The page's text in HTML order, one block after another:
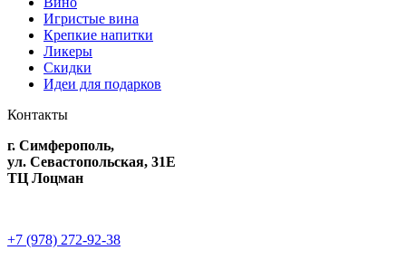
Игристые вина
Крепкие напитки
Ликеры
Скидки
Идеи для подарков
Контакты
г. Симферополь,
ул. Севастопольская, 31Е
ТЦ Лоцман
+7 (978) 272-92-38